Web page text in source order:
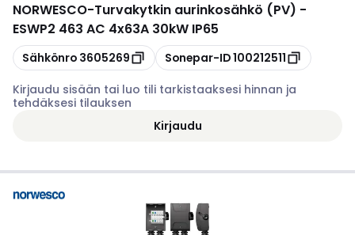
NORWESCO-Turvakytkin aurinkosähkö (PV) -
ESWP2 463 AC 4x63A 30kW IP65
Kopioi
Sähkönro 3605269 Kopioi
Sonepar-ID100212511
Kirjaudu sisään tai luo tili tarkistaaksesi hinnan ja
tehdäksesi tilauksen
Kirjaudu